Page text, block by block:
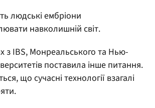
людські ембріони
навколишній світ.
з IBS, Монреальського та Нью-
поставила інше питання.
що сучасні технології взагалі